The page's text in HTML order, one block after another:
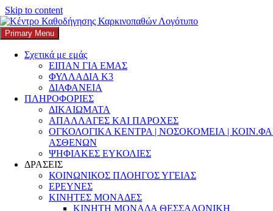
Skip to content
K3
ΚΕΝΤΡΟ ΚΑΘΟΔΗΓΗΣΗΣ ΚΑΡΚΙΝΟΠΑΘΩΝ
Primary Menu
Σχετικά με εμάς
ΕΙΠΑΝ ΓΙΑ ΕΜΑΣ
ΦΥΛΛΑΔΙΑ Κ3
ΔΙΑΦΑΝΕΙΑ
ΠΛΗΡΟΦΟΡΙΕΣ
ΔΙΚΑΙΩΜΑΤΑ
ΑΠΑΛΛΑΓΕΣ ΚΑΙ ΠΑΡΟΧΕΣ
ΟΓΚΟΛΟΓΙΚΑ ΚΕΝΤΡΑ | ΝΟΣΟΚΟΜΕΙΑ |
ΑΣΘΕΝΩΝ
ΨΗΦΙΑΚΕΣ ΕΥΚΟΛΙΕΣ
ΔΡΑΣΕΙΣ
ΚΟΙΝΩΝΙΚΟΣ ΠΛΟΗΓΟΣ ΥΓΕΙΑΣ
ΕΡΕΥΝΕΣ
ΚΙΝΗΤΕΣ ΜΟΝΑΔΕΣ
ΚΙΝΗΤΗ ΜΟΝΑΔΑ ΘΕΣΣΑΛΟΝΙΚΗ
Search
Αναζήτηση για:
Κατηγορία:ΠΕΡΙΒΑΛΛΟΝ
Κατανοώντας τους Παράγοντες Κινδύνου
για τον Καρκίνο του Μαστού: Τι
Μπορούμε και Τι Δεν Μπορούμε να
Αλλάξουμε
Posted on 22 Οκτωβρίου, 202522 Οκτωβρίου, 2025
CategoriesΑΛΚΟΟΛ,ΑΣΚΗΣΗ,ΓΥΝΑΙΚΑ
ΔΕΔΟΜΕΝΑ,ΔΕΔΟΜΕΝΑ ΥΓΕΙΑΣ
,ΚΑΠΝΙΣΜΑ,ΚΑΡΚΙΝΟΣ ,ΚΑΡΚΙΝΟΣ ΜΑΣΤΟΥ